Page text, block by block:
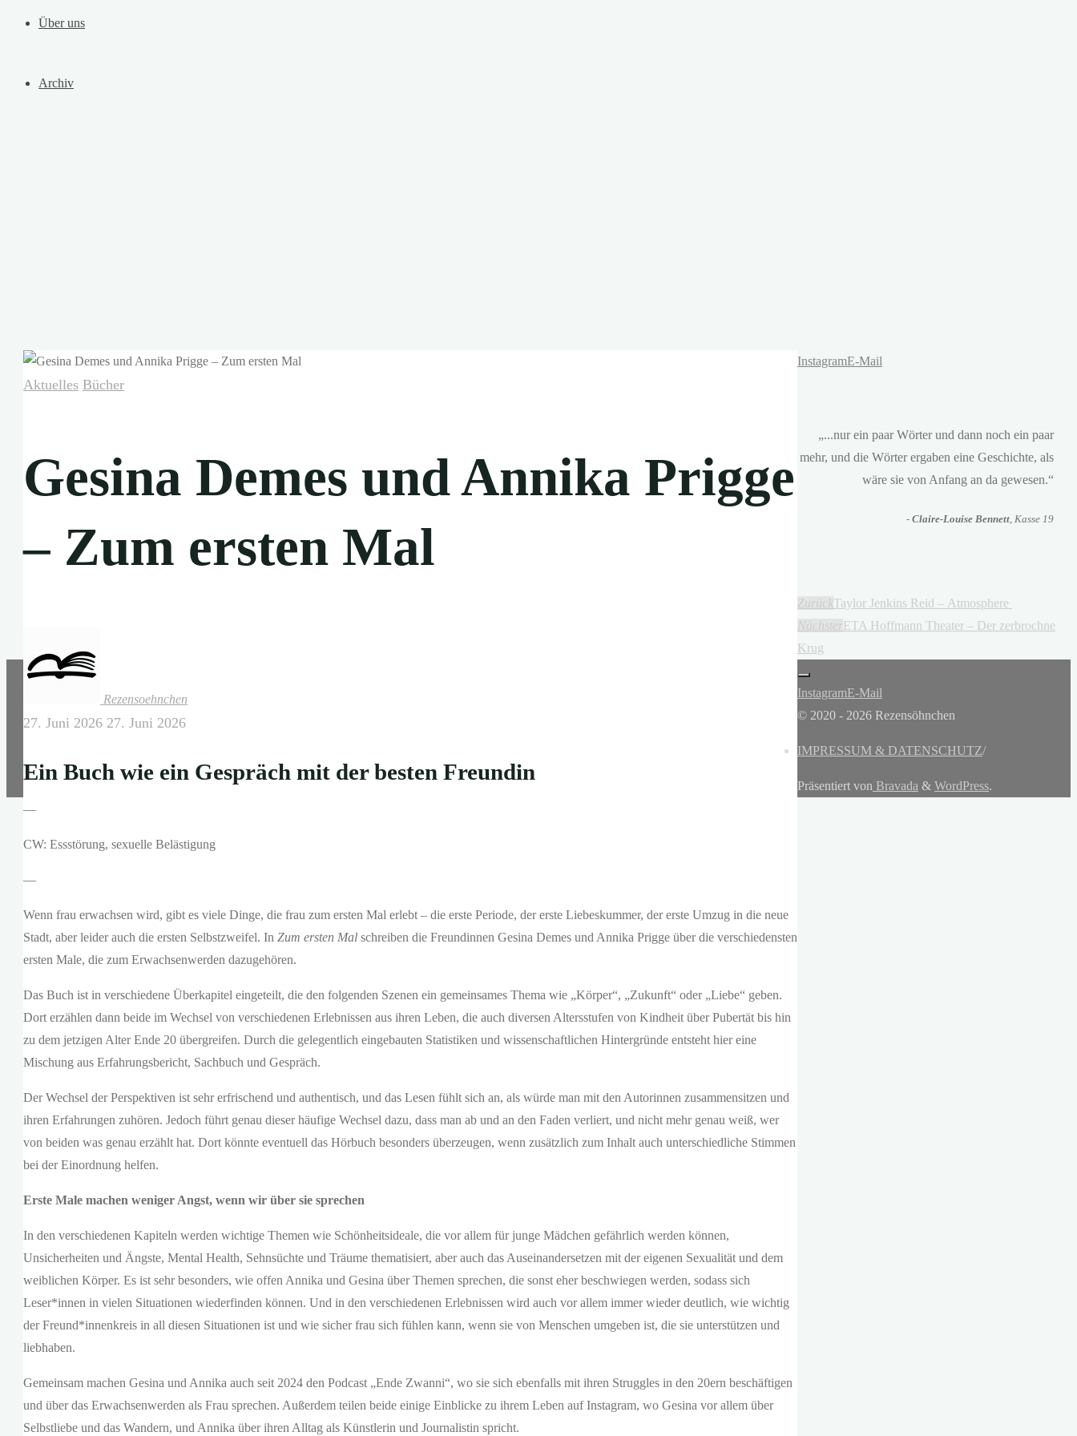
Über uns
Archiv
Aktuelles Bücher
Gesina Demes und Annika Prigge
– Zum ersten Mal
Rezensoehnchen
27. Juni 2026 27. Juni 2026
Ein Buch wie ein Gespräch mit der besten Freundin
—
CW: Essstörung, sexuelle Belästigung
—
Wenn frau erwachsen wird, gibt es viele Dinge, die frau zum ersten Mal erlebt – die erste Periode, der erste Liebeskummer, der erste Umzug in die neue
Stadt, aber leider auch die ersten Selbstzweifel. In Zum ersten Mal schreiben die Freundinnen Gesina Demes und Annika Prigge über die verschiedensten
ersten Male, die zum Erwachsenwerden dazugehören.
Das Buch ist in verschiedene Überkapitel eingeteilt, die den folgenden Szenen ein gemeinsames Thema wie „Körper“, „Zukunft“ oder „Liebe“ geben.
Dort erzählen dann beide im Wechsel von verschiedenen Erlebnissen aus ihren Leben, die auch diversen Altersstufen von Kindheit über Pubertät bis hin
zu dem jetzigen Alter Ende 20 übergreifen. Durch die gelegentlich eingebauten Statistiken und wissenschaftlichen Hintergründe entsteht hier eine
Mischung aus Erfahrungsbericht, Sachbuch und Gespräch.
Der Wechsel der Perspektiven ist sehr erfrischend und authentisch, und das Lesen fühlt sich an, als würde man mit den Autorinnen zusammensitzen und
ihren Erfahrungen zuhören. Jedoch führt genau dieser häufige Wechsel dazu, dass man ab und an den Faden verliert, und nicht mehr genau weiß, wer
von beiden was genau erzählt hat. Dort könnte eventuell das Hörbuch besonders überzeugen, wenn zusätzlich zum Inhalt auch unterschiedliche Stimmen
bei der Einordnung helfen.
Erste Male machen weniger Angst, wenn wir über sie sprechen
In den verschiedenen Kapiteln werden wichtige Themen wie Schönheitsideale, die vor allem für junge Mädchen gefährlich werden können,
Unsicherheiten und Ängste, Mental Health, Sehnsüchte und Träume thematisiert, aber auch das Auseinandersetzen mit der eigenen Sexualität und dem
weiblichen Körper. Es ist sehr besonders, wie offen Annika und Gesina über Themen sprechen, die sonst eher beschwiegen werden, sodass sich
Leser*innen in vielen Situationen wiederfinden können. Und in den verschiedenen Erlebnissen wird auch vor allem immer wieder deutlich, wie wichtig
der Freund*innenkreis in all diesen Situationen ist und wie sicher frau sich fühlen kann, wenn sie von Menschen umgeben ist, die sie unterstützen und
liebhaben.
Gemeinsam machen Gesina und Annika auch seit 2024 den Podcast „Ende Zwanni“, wo sie sich ebenfalls mit ihren Struggles in den 20ern beschäftigen
und über das Erwachsenwerden als Frau sprechen. Außerdem teilen beide einige Einblicke zu ihrem Leben auf Instagram, wo Gesina vor allem über
Selbstliebe und das Wandern, und Annika über ihren Alltag als Künstlerin und Journalistin spricht.
InstagramE-Mail
„...nur ein paar Wörter und dann noch ein paar
mehr, und die Wörter ergaben eine Geschichte, als
wäre sie von Anfang an da gewesen.“
- Claire-Louise Bennett, Kasse 19
ZurückTaylor Jenkins Reid – Atmosphere
NächsterETA Hoffmann Theater – Der zerbrochne
Krug
InstagramE-Mail
© 2020 - 2026 Rezensöhnchen
IMPRESSUM & DATENSCHUTZ/
Präsentiert von Bravada & WordPress.